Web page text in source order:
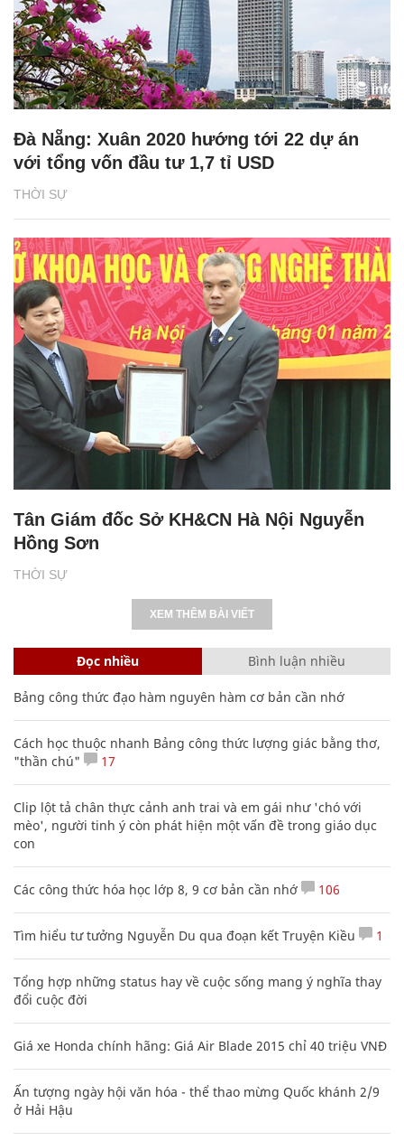
THỜI SỰ
Đà Nẵng: Xuân 2020 hướng tới 22 dự án
với tổng vốn đầu tư 1,7 tỉ USD
THỜI SỰ
Tân Giám đốc Sở KH&CN Hà Nội Nguyễn
Hồng Sơn
XEM THÊM BÀI VIẾT
Đọc nhiều Bình luận nhiều
Bảng công thức đạo hàm nguyên hàm cơ bản cần nhớ
Cách học thuộc nhanh Bảng công thức lượng giác bằng thơ,
"thần chú"
17
Clip lột tả chân thực cảnh anh trai và em gái như 'chó với
mèo', người tinh ý còn phát hiện một vấn đề trong giáo dục
con
Các công thức hóa học lớp 8, 9 cơ bản cần nhớ 106
Tìm hiểu tư tưởng Nguyễn Du qua đoạn kết Truyện Kiều 1
Tổng hợp những status hay về cuộc sống mang ý nghĩa thay
đổi cuộc đời
Giá xe Honda chính hãng: Giá Air Blade 2015 chỉ 40 triệu VNĐ
Ấn tượng ngày hội văn hóa - thể thao mừng Quốc khánh 2/9
ở Hải Hậu